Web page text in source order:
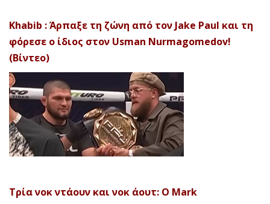
Khabib : Άρπαξε τη ζώνη από τον Jake Paul και τη
φόρεσε ο ίδιος στον Usman Nurmagomedov!
(Βίντεο)
Τρία νοκ ντάουν και νοκ άουτ: Ο Mark